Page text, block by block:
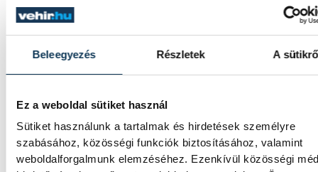
Beleegyezés Részletek A
Ez a weboldal sütiket használ
Sütiket használunk a tartalmak és hirdetések személyre
szabásához, közösségi funkciók biztosításához, valamint
weboldalforgalmunk elemzéséhez. Ezenkívül közösségi
SPORT
A gólok mellett a könnyek